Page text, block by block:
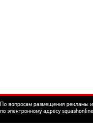
По вопросам размещения рекламы
по электронному адресу